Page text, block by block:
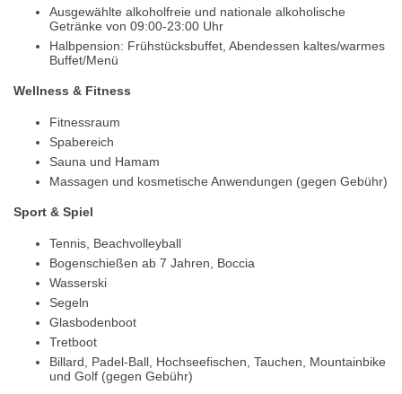
Ausgewählte alkoholfreie und nationale alkoholische
Getränke von 09:00-23:00 Uhr
Halbpension: Frühstücksbuffet, Abendessen kaltes/warmes
Buffet/Menü
Wellness & Fitness
Fitnessraum
Spabereich
Sauna und Hamam
Massagen und kosmetische Anwendungen (gegen Gebühr)
Sport & Spiel
Tennis, Beachvolleyball
Bogenschießen ab 7 Jahren, Boccia
Wasserski
Segeln
Glasbodenboot
Tretboot
Billard, Padel-Ball, Hochseefischen, Tauchen, Mountainbike
und Golf (gegen Gebühr)